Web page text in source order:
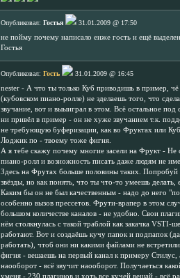
Опубликовал: Гостья
31.01.2009 @ 17:50
не пойму почему написало еиже гость и ещё
Гостья
Опубликовал: Гость
31.01.2009 @ 16:45
nester - А что ты только Куб приводишь в пример,
(кубовском пиано-ролле) не зделаешь того, что
звучание, вот и выыиграл в этом. Всё остальное
ни привёл в пример - он не хуже звучанием т.к.
не требующую буферизации, как во Фруктах или
Лоджик по - твоему тоже фигня.
А я тебе скажу почему многие засели на Фрукт -
пиано-ролл и возиожность писать даже людям не
Здесь на Фрутах больше половины таких.
звёзды, но как понять, что ты что-то умеешь
Каким бы он не был качественным - надо до него
особенно вызов прессетов. Фрути-врапер в этом
большом количестве каналов - не удобно. Свои
нём столкнулась с такой траблой как закачка
работают. Вот и создаёшь кучу папок и подпапок
работать), чтоб они ни какими файлами не
фигня - вешаешь на первый канал к примеру Стилус,
наооборот - всё звучит наооборот. Получаеться
уменя - 230 плагинов и хоть все кучей вешай - всё